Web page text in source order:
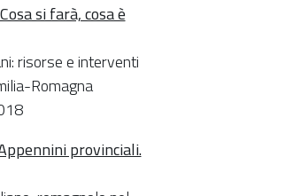
si farà, cosa è
risorse e interventi
Romagna
provinciali.